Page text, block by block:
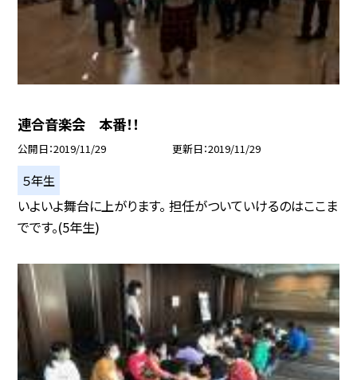
連合音楽会 本番！！
公開日 2019/11/29 更新日 2019/11/29
５年生
いよいよ舞台に上がります。 担任がついていけるのはここま
でです。(5年生)